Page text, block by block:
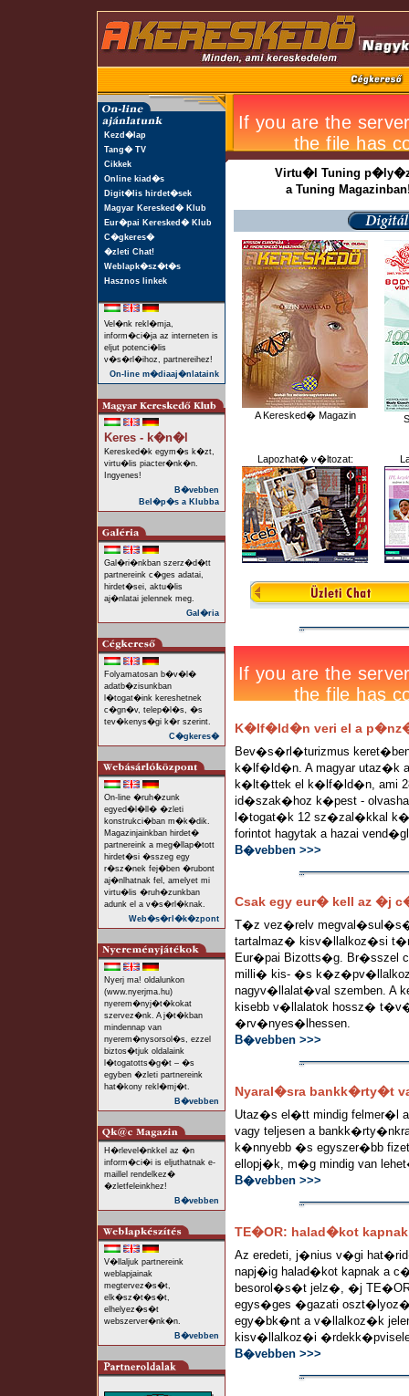
Kezd�lap
Tang� TV
Cikkek
Online kiad�s
Digit�lis hirdet�sek
Magyar Keresked� Klub
Eur�pai Keresked� Klub
C�gkeres�
�zleti Chat!
Weblapk�sz�t�s
Hasznos linkek
Vel�nk rekl�mja,
inform�ci�ja az interneten is
eljut potenci�lis
v�s�rl�ihoz, partnereihez!
On-line m�diaaj�nlataink
Keres - k�n�l
Keresked�k egym�s k�zt,
virtu�lis piacter�nk�n.
Ingyenes!
B�vebben
Bel�p�s a Klubba
Gal�ri�nkban szerz�d�tt
partnereink c�ges adatai,
hirdet�sei, aktu�lis
aj�nlatai jelennek meg.
Gal�ria
Folyamatosan b�v�l�
adatb�zisunkban
l�togat�ink kereshetnek
c�gn�v, telep�l�s, �s
tev�kenys�gi k�r szerint.
C�gkeres�
On-line �ruh�zunk
egyed�l�ll� �zleti
konstrukci�ban m�k�dik.
Magazinjainkban hirdet�
partnereink a meg�llap�tott
hirdet�si �sszeg egy
r�sz�nek fej�ben �rubont
aj�nlhatnak fel, amelyet mi
virtu�lis �ruh�zunkban
adunk el a v�s�rl�knak.
Web�s�rl�k�zpont
Nyerj ma! oldalunkon
(www.nyerjma.hu)
nyerem�nyj�t�kokat
szervez�nk. A j�t�kban
mindennap van
nyerem�nysorsol�s, ezzel
biztos�tjuk oldalaink
l�togatotts�g�t – �s
egyben �zleti partnereink
hat�kony rekl�mj�t.
B�vebben
H�rlevel�nkkel az �n
inform�ci�i is eljuthatnak e-
maillel rendelkez�
�zletfeleinkhez!
B�vebben
V�llaljuk partnereink
weblapjainak
megtervez�s�t,
elk�sz�t�s�t,
elhelyez�s�t
webszerver�nk�n.
B�vebben
Virtu�l Tuning
a Tuning
A Keresked� Magazin
Lapozhat� v�ltozat:
K�lf�ld�n veri el a
Bev�s�rl�turizmus
k�lf�ld�n. A magyar utaz�k
k�lt�ttek el k�lf�ld�n, ami
id�szak�hoz k�pest -
l�togat�k 12 sz�zal�kkal
forintot hagytak a hazai
B�vebben >>>
Csak egy eur� kell az �j
T�z vez�relv
tartalmaz� kisv�llalkoz�si
Eur�pai Bizotts�g. Br�sszel
milli� kis- �s
nagyv�llalat�val szemben. A
kisebb v�llalatok hossz�
�rv�nyes�lhessen.
B�vebben >>>
Nyaral�sra bankk�rty�t
Utaz�s el�tt mindig felmer�l
vagy teljesen a
k�nnyebb �s egyszer�bb
ellopj�k, m�g mindig van
B�vebben >>>
TE�OR: halad�kot
Az eredeti, j�nius v�gi
napj�ig halad�kot kapnak a
besorol�s�t jelz�, �j
egys�ges �gazati
egy�bk�nt a v�llalkoz�k
kisv�llalkoz�i
B�vebben >>>